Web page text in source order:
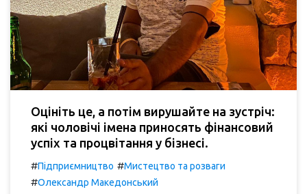
Оцініть це, а потім вирушайте на зустріч:
які чоловічі імена приносять фінансовий
успіх та процвітання у бізнесі.
#Підприємництво #Мистецтво та розваги
#Олександр Македонський